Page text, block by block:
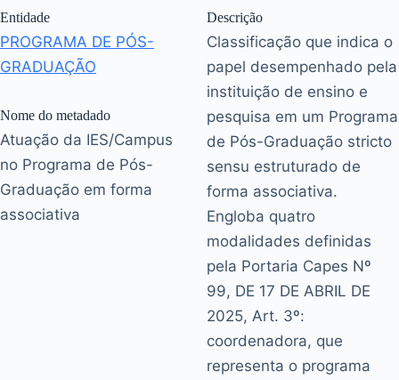
Entidade
PROGRAMA DE PÓS-
GRADUAÇÃO
Nome do metadado
Atuação da IES/Campus
no Programa de Pós-
Graduação em forma
associativa
Descrição
Classificação que indica o
papel desempenhado pela
instituição de ensino e
pesquisa em um Programa
de Pós-Graduação stricto
sensu estruturado de
forma associativa.
Engloba quatro
modalidades definidas
pela Portaria Capes Nº
99, DE 17 DE ABRIL DE
2025, Art. 3º:
coordenadora, que
representa o programa